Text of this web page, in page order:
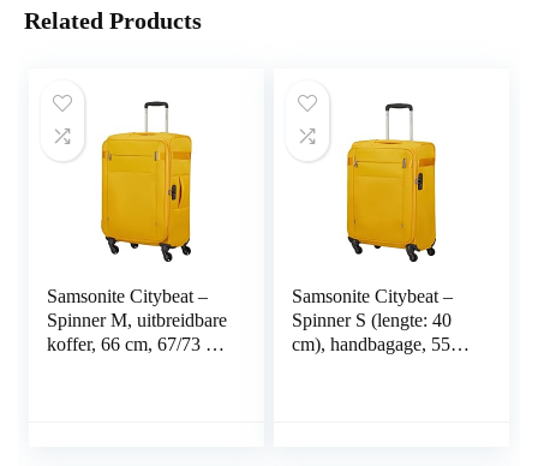
Related Products
Samsonite Citybeat –
Spinner M, uitbreidbare
koffer, 66 cm, 67/73 L,
Samsonite Citybeat –
Spinner S (lengte: 40
cm), handbagage, 55